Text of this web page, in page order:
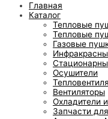
Главная
Каталог
Тепловые
Тепловые
Газовые
Осушители
Вентиляторы
Охладители
Запчасти